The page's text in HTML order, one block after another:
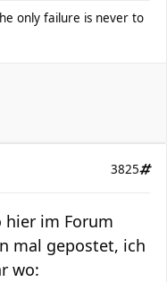
only failure is never to
3825
im Forum
mal gepostet, ich
wo: